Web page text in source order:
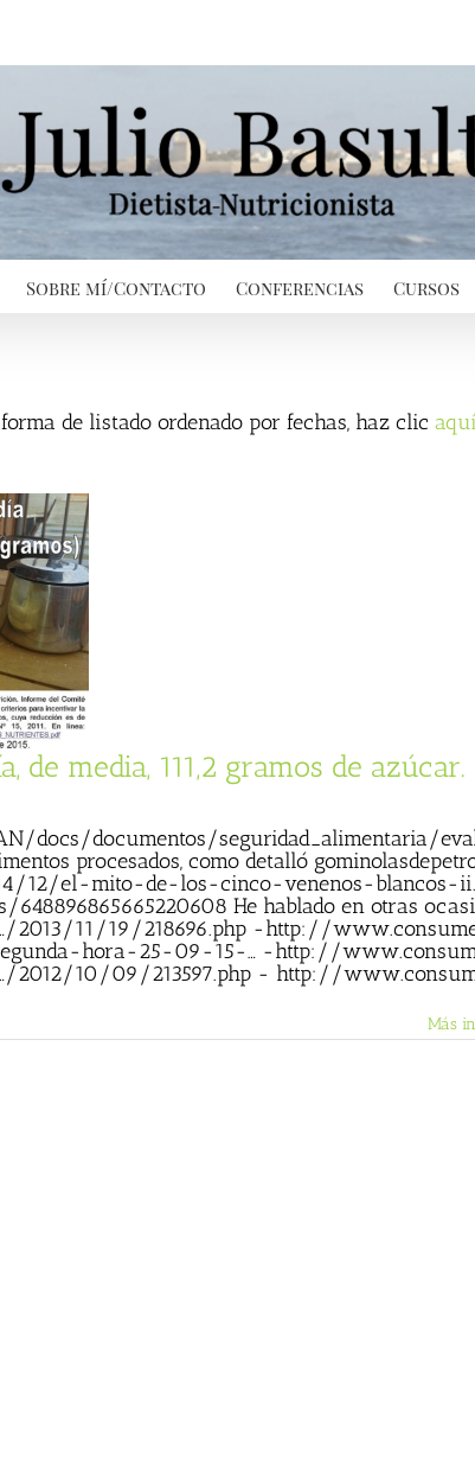
Sobre mí/Contacto Conferencias Cursos
de listado ordenado por fechas, haz clic aquí
de media, 111,2 gramos de azúcar.
docs/documentos/seguridad_alimentaria/
procesados, como detalló
12/el-mito-de-los-cinco-venenos-blancos-
He hablado en otras
2013/11/19/218696.php -http://
hora-25-09-15-… -http://
10/09/213597.php - http://
Más